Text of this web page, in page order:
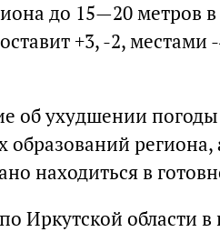
до 15—20 метров
+3, -2, местами
об ухудшении погоды
региона,
находиться в
Иркутской области в